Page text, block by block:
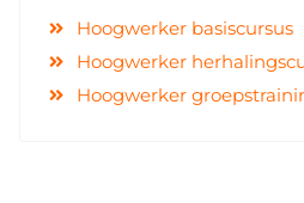
Hoogwerker basiscursus
Hoogwerker
Hoogwerker